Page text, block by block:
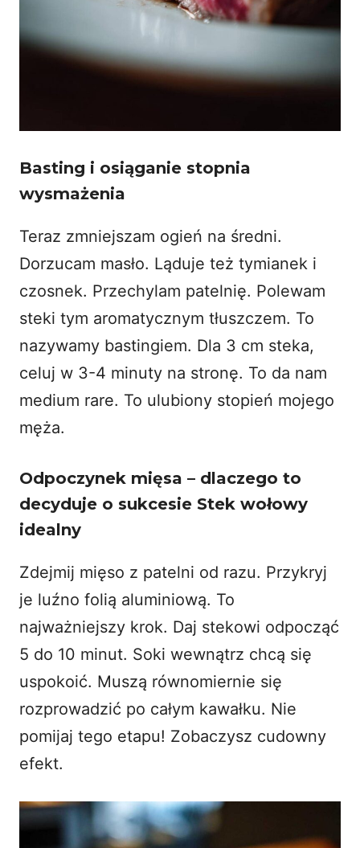
Basting i osiąganie stopnia
wysmażenia
Teraz zmniejszam ogień na średni.
Dorzucam masło. Ląduje też tymianek i
czosnek. Przechylam patelnię. Polewam
steki tym aromatycznym tłuszczem. To
nazywamy bastingiem. Dla 3 cm steka,
celuj w 3-4 minuty na stronę. To da nam
medium rare. To ulubiony stopień mojego
męża.
Odpoczynek mięsa – dlaczego to
decyduje o sukcesie Stek wołowy
idealny
Zdejmij mięso z patelni od razu. Przykryj
je luźno folią aluminiową. To
najważniejszy krok. Daj stekowi odpocząć
5 do 10 minut. Soki wewnątrz chcą się
uspokoić. Muszą równomiernie się
rozprowadzić po całym kawałku. Nie
pomijaj tego etapu! Zobaczysz cudowny
efekt.